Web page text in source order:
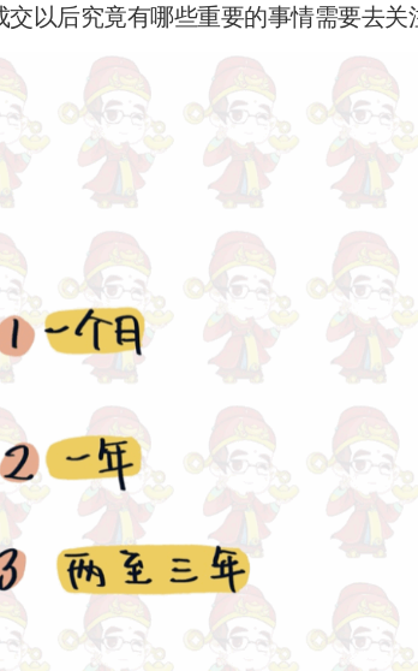
以后究竟有哪些重要的事情需要去关